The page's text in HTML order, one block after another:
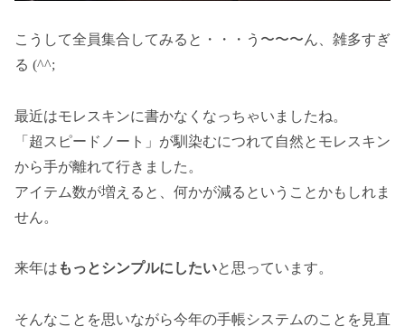
こうして全員集合してみると・・・う〜〜〜ん、雑多すぎ
る (^^;
最近はモレスキンに書かなくなっちゃいましたね。
「超スピードノート」が馴染むにつれて自然とモレスキン
から手が離れて行きました。
アイテム数が増えると、何かが減るということかもしれま
せん。
来年は もっとシンプルにしたいと思っています。
そんなことを思いながら今年の手帳システムのことを見直